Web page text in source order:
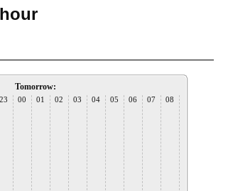
23
Tomorrow:
00 01 02 03 04 05 06 07 08